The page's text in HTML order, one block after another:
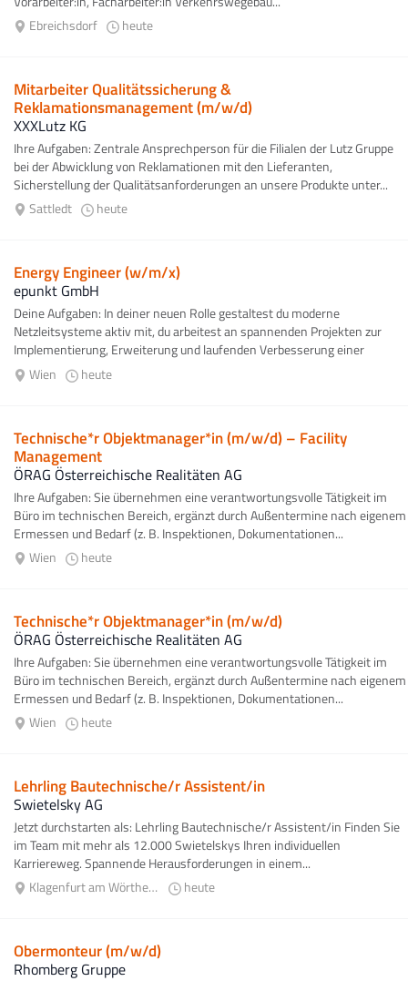
Ebreichsdorf
heute
Mitarbeiter Qualitätssicherung &
Reklamationsmanagement (m/w/d)
XXXLutz KG
Ihre Aufgaben: Zentrale Ansprechperson für die Filialen der Lutz Gruppe
bei der Abwicklung von Reklamationen mit den Lieferanten,
Sicherstellung der Qualitätsanforderungen an unsere Produkte unter...
Sattledt
heute
Energy Engineer (w/m/x)
epunkt GmbH
Deine Aufgaben: In deiner neuen Rolle gestaltest du moderne
Netzleitsysteme aktiv mit, du arbeitest an spannenden Projekten zur
Implementierung, Erweiterung und laufenden Verbesserung einer
kritischen Infrastruktur, um...
Wien heute
Technische*r Objektmanager*in (m/w/d) – Facility
Management
ÖRAG Österreichische Realitäten AG
Ihre Aufgaben: Sie übernehmen eine verantwortungsvolle Tätigkeit im
Büro im technischen Bereich, ergänzt durch Außentermine nach eigenem
Ermessen und Bedarf (z. B. Inspektionen, Dokumentationen...
Wien
heute
Technische*r Objektmanager*in (m/w/d)
ÖRAG Österreichische Realitäten AG
Ihre Aufgaben: Sie übernehmen eine verantwortungsvolle Tätigkeit im
Büro im technischen Bereich, ergänzt durch Außentermine nach eigenem
Ermessen und Bedarf (z. B. Inspektionen, Dokumentationen...
Wien
heute
Lehrling Bautechnische/r Assistent/in
Swietelsky AG
Jetzt durchstarten als: Lehrling Bautechnische/r Assistent/in Finden Sie
im Team mit mehr als 12.000 Swietelskys Ihren individuellen
Karriereweg. Spannende Herausforderungen in einem...
Klagenfurt am Wörthersee
heute
Obermonteur (m/w/d)
Rhomberg Gruppe